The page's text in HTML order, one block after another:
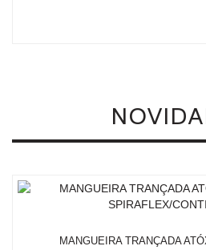
MANGUEIRA TRANÇADA